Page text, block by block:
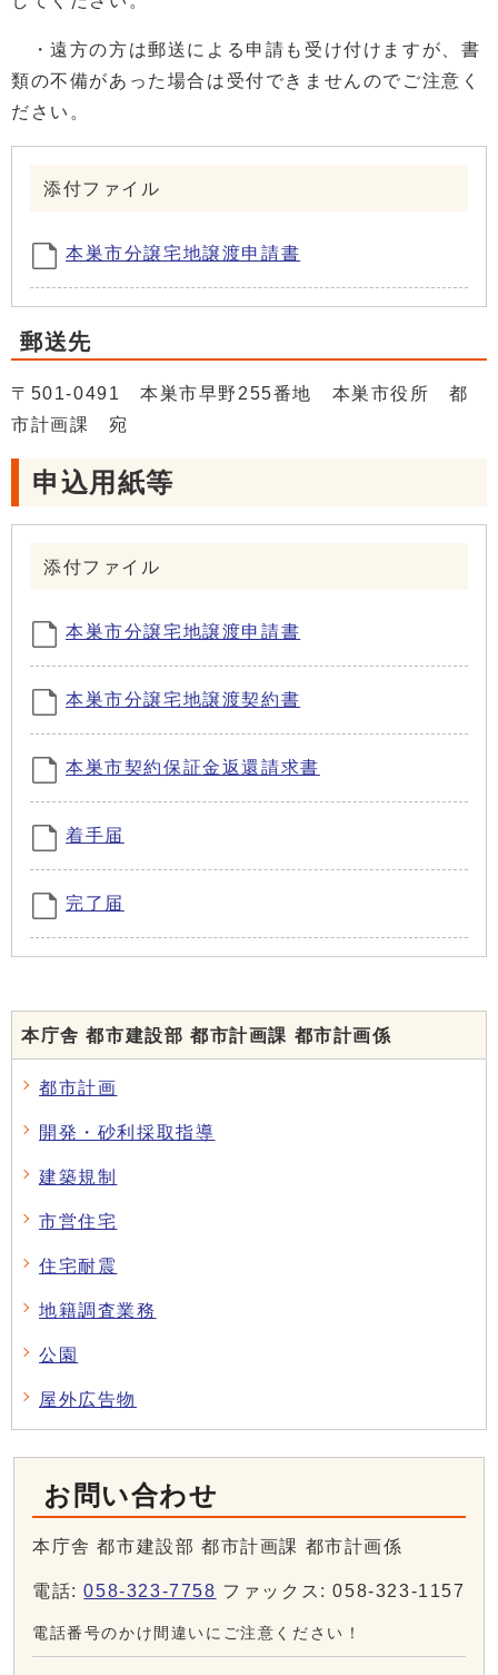
・遠方の方は郵送による申請も受け付けますが、書
類の不備があった場合は受付できませんのでご注意く
ださい。
添付ファイル
本巣市分譲宅地譲渡申請書
郵送先
〒501-0491 本巣市早野255番地 本巣市役所 都
市計画課 宛
申込用紙等
添付ファイル
本巣市分譲宅地譲渡申請書
本巣市分譲宅地譲渡契約書
本巣市契約保証金返還請求書
着手届
完了届
本庁舎 都市建設部 都市計画課 都市計画係
都市計画
開発・砂利採取指導
建築規制
市営住宅
住宅耐震
地籍調査業務
公園
屋外広告物
お問い合わせ
本庁舎 都市建設部 都市計画課 都市計画係
電話:058-323-7758 ファックス: 058-323-1157
電話番号のかけ間違いにご注意ください！